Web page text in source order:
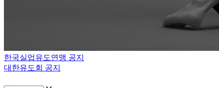
한국실업유도연맹 공지
대한유도회 공지